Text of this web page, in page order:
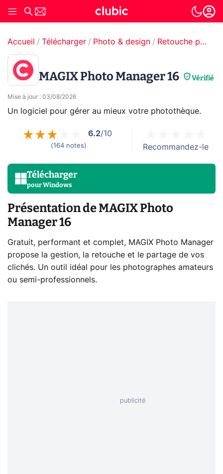
Accueil Télécharger Photo & design Retouche photo
MAGIX Photo Manager 16 Vérifié
Mise à jour : 03/08/2026
Un logiciel pour gérer au mieux votre photothèque.
6.2/10
(164 notes) Recommandez-le
Télécharger
pourWindows
Présentation de MAGIX Photo
Manager 16
Gratuit, performant et complet, MAGIX Photo Manager
propose la gestion, la retouche et le partage de vos
clichés. Un outil idéal pour les photographes amateurs
ou semi-professionnels.